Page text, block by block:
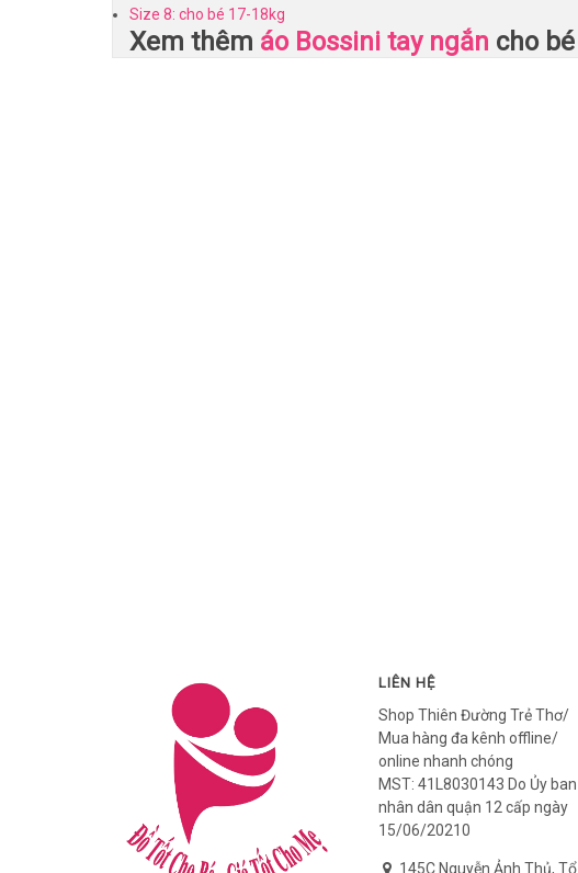
Size 8: cho bé 17-18kg
Xem thêm áo Bossini tay ngắn cho bé
LIÊN HỆ
Shop Thiên Đường Trẻ Thơ/
Mua hàng đa kênh offline/
online nhanh chóng
MST: 41L8030143 Do Ủy ban
nhân dân quận 12 cấp ngày
15/06/20210
145C Nguyễn Ảnh Thủ, Tổ